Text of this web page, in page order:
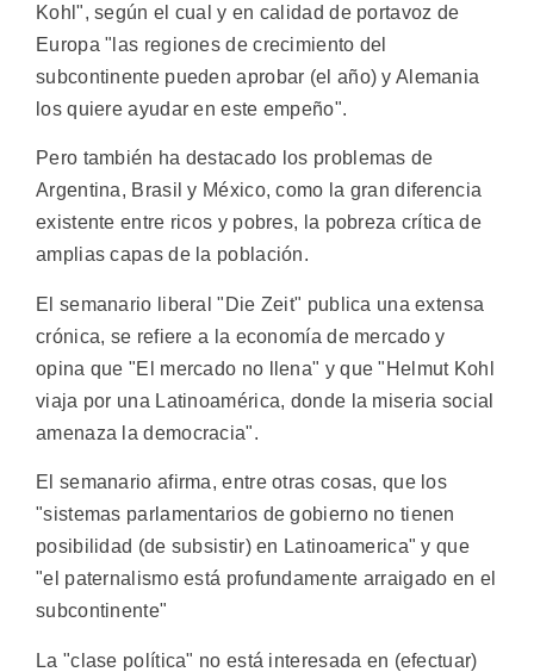
Kohl", según el cual y en calidad de portavoz de
Europa "las regiones de crecimiento del
subcontinente pueden aprobar (el año) y Alemania
los quiere ayudar en este empeño".
Pero también ha destacado los problemas de
Argentina, Brasil y México, como la gran diferencia
existente entre ricos y pobres, la pobreza crítica de
amplias capas de la población.
El semanario liberal "Die Zeit" publica una extensa
crónica, se refiere a la economía de mercado y
opina que "El mercado no llena" y que "Helmut Kohl
viaja por una Latinoamérica, donde la miseria social
amenaza la democracia".
El semanario afirma, entre otras cosas, que los
"sistemas parlamentarios de gobierno no tienen
posibilidad (de subsistir) en Latinoamerica" y que
"el paternalismo está profundamente arraigado en el
subcontinente"
La "clase política" no está interesada en (efectuar)